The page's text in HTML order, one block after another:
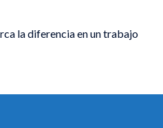
la diferencia en un trabajo